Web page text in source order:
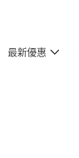
最新優惠